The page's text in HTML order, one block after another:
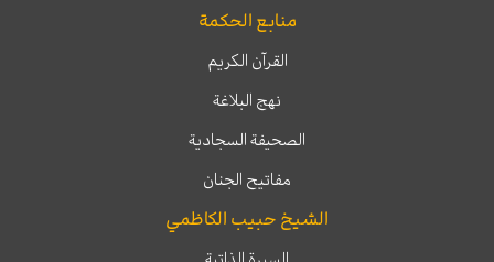
منابع الحكمة
القرآن الكريم
نهج البلاغة
الصحيفة السجادية
مفاتيح الجنان
الشيخ حبيب الكاظمي